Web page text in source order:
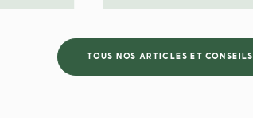
TOUS NOS ARTICLES ET CONSEILS